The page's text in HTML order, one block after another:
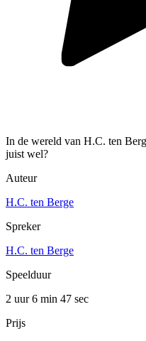
In de wereld van H.C. ten
juist wel?
Auteur
H.C. ten Berge
Spreker
H.C. ten Berge
Speelduur
2 uur 6 min 47 sec
Prijs